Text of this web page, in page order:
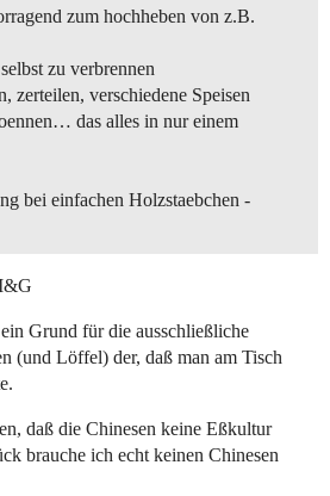
zum hochheben von z.B.
zu verbrennen
zerteilen, verschiedene Speisen
das alles in nur einem
bei einfachen Holzstaebchen -
Grund für die ausschließliche
(und Löffel) der, daß man am Tisch
daß die Chinesen keine Eßkultur
brauche ich echt keinen Chinesen